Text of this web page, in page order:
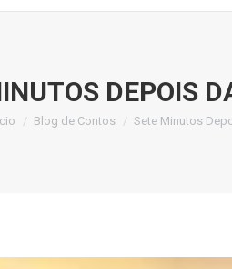
DEPOIS
está aqui:
Blog de Contos Sete Minutos